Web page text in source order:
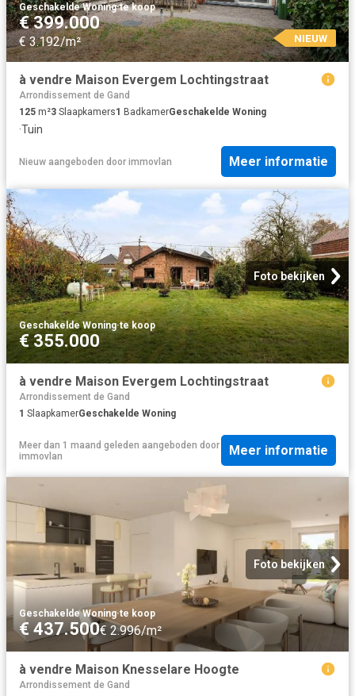
Geschakelde Woning·te koop
€ 399.000
€ 3.192/m² NIEUW
à vendre Maison Evergem Lochtingstraat
Arrondissement de Gand
125 m²3 Slaapkamers1 BadkamerGeschakelde Woning
·Tuin
Nieuw aangeboden door immovlan Meer informatie
Foto bekijken
Geschakelde Woning·te koop
€ 355.000
à vendre Maison Evergem Lochtingstraat
Arrondissement de Gand
1 SlaapkamerGeschakelde Woning
Meer dan 1 maand geleden aangeboden door
immovlan
Meer informatie
Foto bekijken
Geschakelde Woning·te koop
€ 437.500€ 2.996/m²
à vendre Maison Knesselare Hoogte
Arrondissement de Gand